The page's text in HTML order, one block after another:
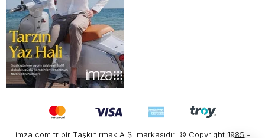
imza.com.tr bir Taşkınırmak A.Ş. markasıdır. © Copyright 1985 -